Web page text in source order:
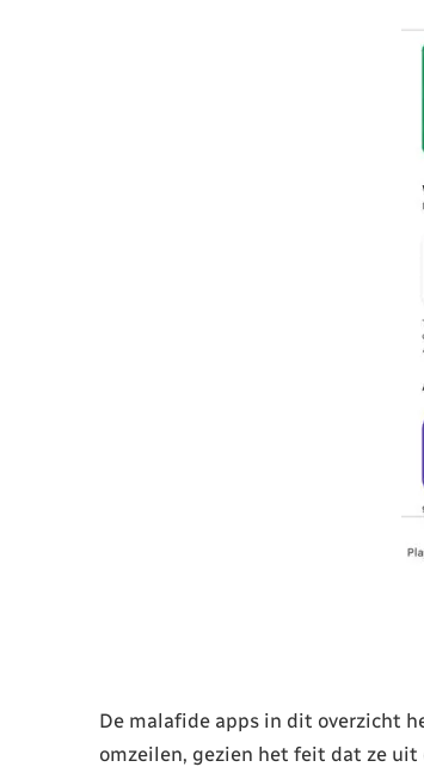
De malafide apps in dit overzicht
omzeilen, gezien het feit dat ze uit